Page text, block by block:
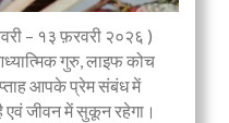
– १३ फ़रवरी २०२६ )
गुरु, लाइफ कोच
आपके प्रेम संबंध में
एवं जीवन में सुकून रहेगा।